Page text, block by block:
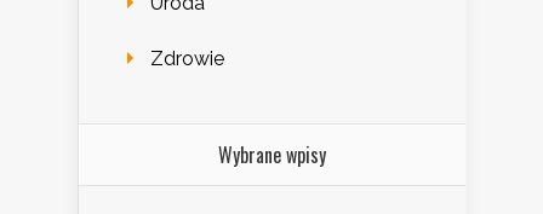
Zdrowie
Wybrane wpisy